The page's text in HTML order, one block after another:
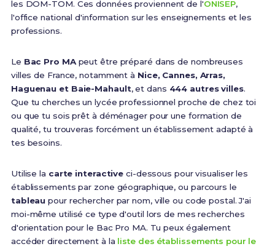
les DOM-TOM. Ces données proviennent de l'ONISEP,
l'office national d'information sur les enseignements et les
professions.
Le Bac Pro MApeut être préparé dans de nombreuses
villes de France, notamment à Nice, Cannes, Arras,
Haguenau et Baie-Mahault, et dans 444 autres villes.
Que tu cherches un lycée professionnel proche de chez toi
ou que tu sois prêt à déménager pour une formation de
qualité, tu trouveras forcément un établissement adapté à
tes besoins.
Utilise la carte interactive ci-dessous pour visualiser les
établissements par zone géographique, ou parcours le
tableau pour rechercher par nom, ville ou code postal. J'ai
moi-même utilisé ce type d'outil lors de mes recherches
d'orientation pour le Bac Pro MA. Tu peux également
accéder directement à la liste des établissements pour le